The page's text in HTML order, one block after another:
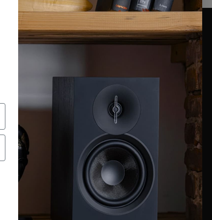
INFORMAZIONI
Richiesta assistenza tecnica
Diritto di recesso
Pagamenti e spedizioni
Utilizzo dei cookies
Recedi dal contratto